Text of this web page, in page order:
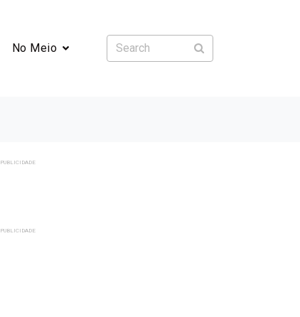
No Meio
PUBLICIDADE
PUBLICIDADE